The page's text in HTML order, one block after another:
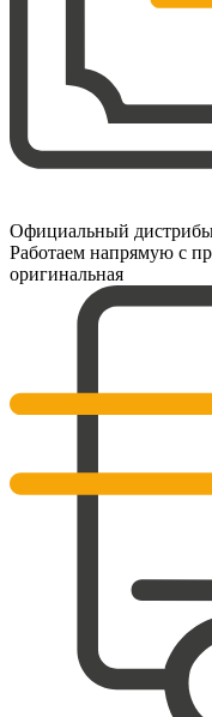
Официальный
Работаем напрямую с
оригинальная